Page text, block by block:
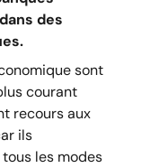
des
sont
courant
recours aux
ils
les modes